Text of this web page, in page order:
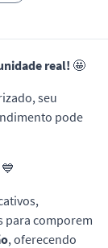
real! 🤩
seu
pode
para comporem
, oferecendo